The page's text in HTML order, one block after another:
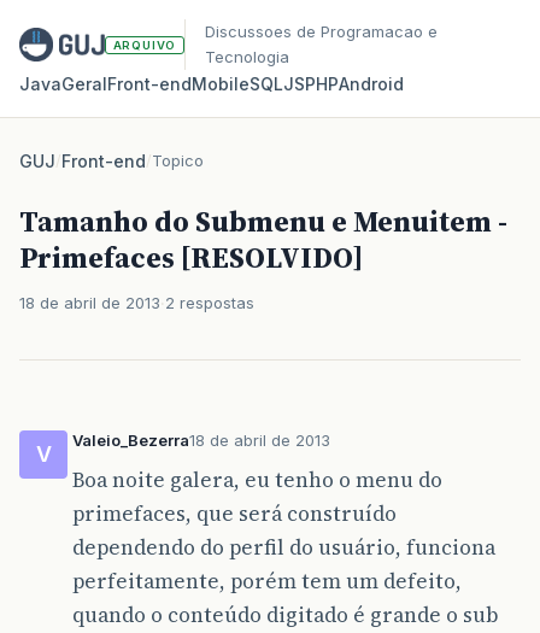
ARQUIVO
Discussoes de Programacao e
Tecnologia
JavaGeralFront‑endMobileSQLJSPHPAndroid
GUJ/Front-end/Topico
Tamanho do Submenu e Menuitem -
Primefaces [RESOLVIDO]
18 de abril de 2013 2 respostas
V
Valeio_Bezerra18 de abril de 2013
Boa noite galera, eu tenho o menu do
primefaces, que será construído
dependendo do perfil do usuário, funciona
perfeitamente, porém tem um defeito,
quando o conteúdo digitado é grande o sub